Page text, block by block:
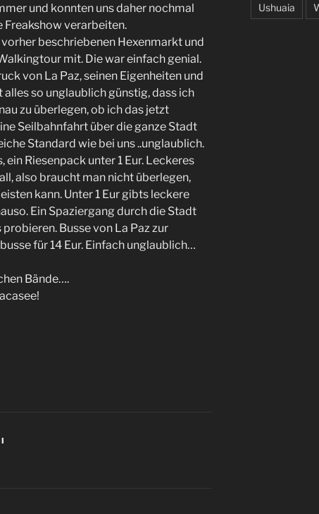
und konnten uns daher nochmal
Freakshow verarbeiten.
beschriebenen Hexenmarkt und
mit. Die war einfach genial.
von La Paz, seinen Eigenheiten und
alles so unglaublich günstig, dass ich
zu überlegen, ob ich das jetzt
Seilbahnfahrt über die ganze Stadt
Standard wie bei uns ..unglaublich.
Riesenpack unter 1 Eur. Leckeres
also braucht man nicht überlegen,
kann. Unter 1 Eur gibts leckere
Ein Spaziergang durch die Stadt
Busse von La Paz zur
für 14 Eur. Einfach unglaublich…
Bände….
Ushuaia